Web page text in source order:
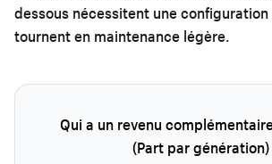
dessous nécessitent une
tournent en maintenance légère.
Qui a un revenu
(Part par génération)